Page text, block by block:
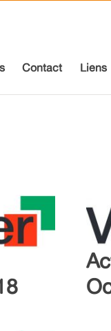
Contact Liens